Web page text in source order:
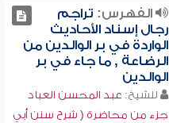
الفهرس: تراجم
رجال إسناد الأحاديث
الواردة في بر الوالدين من
الرضاعة , ما جاء في بر
الوالدين
للشيخ: عبد المحسن العباد
جزء من محاضرة ( شرح سنن أبي